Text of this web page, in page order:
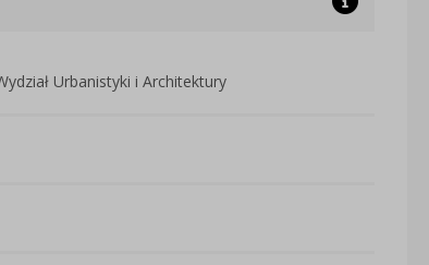
Urbanistyki i Architektury